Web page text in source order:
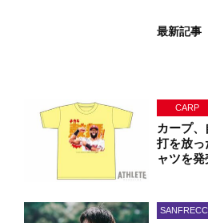
最新記事
CARP
カープ
打を放っ
ャツを